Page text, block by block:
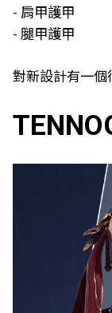
- 肩甲護甲
- 腿甲護甲
對新設計有一個